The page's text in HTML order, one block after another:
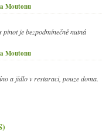
Moutonu
je bezpodmínečně nutná
Moutonu
a jídlo v restaraci, pouze doma.